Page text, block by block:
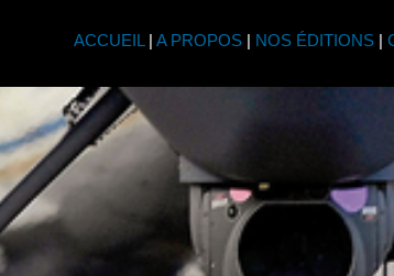
ACCUEIL | A PROPOS| NOS ÉDITIONS|